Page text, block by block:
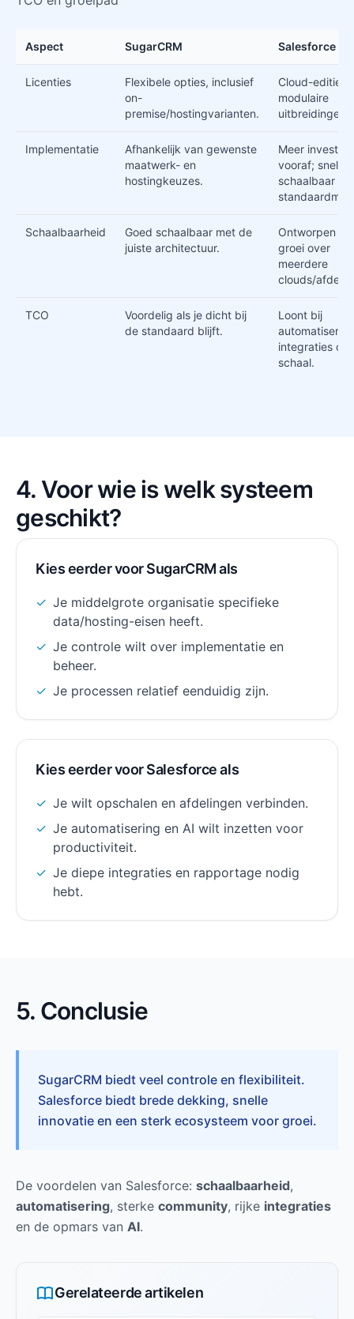
Aspect SugarCRM Salesforce
Licenties
Flexibele opties, inclusief
on-
premise/hostingvarianten.
Cloud-edities
modulaire
uitbreidingen.
Implementatie
Afhankelijk van gewenste
maatwerk- en
hostingkeuzes.
Meer
vooraf; sneller
schaalbaar
Schaalbaarheid
Goed schaalbaar met de
juiste architectuur.
Ontworpen
groei over
meerdere
clouds/
TCO
Voordelig als je dicht bij
de standaard blijft.
Loont bij
integraties op
schaal.
4. Voor wie is welk systeem
geschikt?
Kies eerder voor SugarCRM als
✓ Je middelgrote organisatie specifieke
data/hosting-eisen heeft.
✓ Je controle wilt over implementatie en
beheer.
✓ Je processen relatief eenduidig zijn.
Kies eerder voor Salesforce als
✓ Je wilt opschalen en afdelingen verbinden.
✓ Je automatisering en AI wilt inzetten voor
productiviteit.
✓ Je diepe integraties en rapportage nodig
hebt.
5. Conclusie
SugarCRM biedt veel controle en flexibiliteit.
Salesforce biedt brede dekking, snelle
innovatie en een sterk ecosysteem voor groei.
De voordelen van Salesforce: schaalbaarheid,
automatisering, sterke community, rijke integraties
en de opmars van AI.
Gerelateerde artikelen